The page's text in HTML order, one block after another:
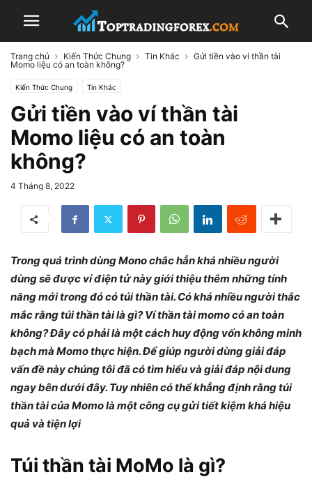
Trang chủ Kiến Thức Chung Tin Khác
Gửi tiền vào ví thần tài
Momo liệu có an toàn không?
Kiến Thức Chung Tin Khác
Gửi tiền vào ví thần tài
Momo liệu có an toàn
không?
4 Tháng 8, 2022
Trong quá trình dùng Mono chắc hẳn khá nhiều người
dùng sẽ được ví điện tử này giới thiệu thêm những tính
năng mới trong đó có túi thần tài. Có khá nhiều người thắc
mắc rằng túi thần tài là gì? Ví thần tài momo có an toàn
không? Đây có phải là một cách huy động vốn không minh
bạch mà Momo thực hiện. Để giúp người dùng giải đáp
vấn đề này chúng tôi đã có tìm hiểu và giải đáp nội dung
ngay bên dưới đây. Tuy nhiên có thể khẳng định rằng túi
thần tài của Momo là một công cụ gửi tiết kiệm khá hiệu
quả và tiện lợi
Túi thần tài MoMo là gì?